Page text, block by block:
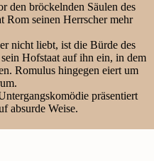
den bröckelnden Säulen des
Rom seinen Herrscher mehr
nicht liebt, ist die Bürde des
Hofstaat auf ihn ein, in dem
Romulus hingegen eiert um
präsentiert
absurde Weise.